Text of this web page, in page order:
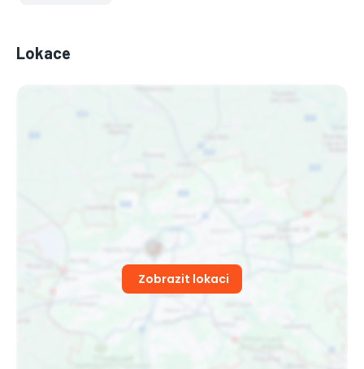
Lokace
Zobrazit lokaci